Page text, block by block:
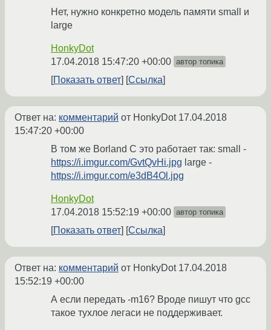
Нет, нужно конкретно модель памяти small и
large
HonkyDot
17.04.2018 15:47:20 +00:00 автор топика
Показать ответ Ссылка
Ответ на: комментарий от HonkyDot 17.04.2018
15:47:20 +00:00
В том же Borland C это работает так: small -
https://i.imgur.com/GvtQvHi.jpg large -
https://i.imgur.com/e3dB4Ol.jpg
HonkyDot
17.04.2018 15:52:19 +00:00 автор топика
Показать ответ Ссылка
Ответ на: комментарий от HonkyDot 17.04.2018
15:52:19 +00:00
А если передать -m16? Вроде пишут что gcc
такое тухлое легаси не поддерживает.